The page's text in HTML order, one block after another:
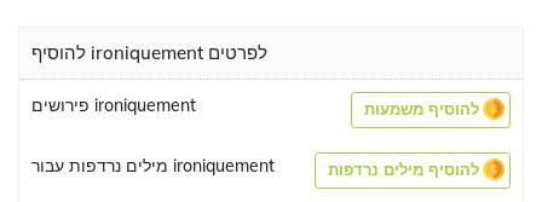
להוסיף ironiquement לפרטים
פירושים ironiquement להוסיף משמעות
מילים נרדפות עבור ironiquement להוסיף מילים נרדפות